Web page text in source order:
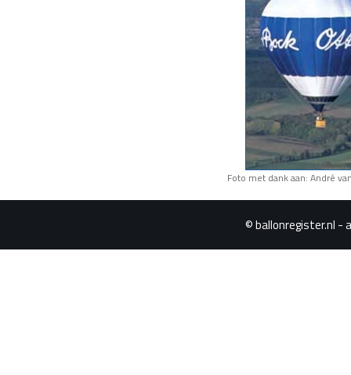
Foto met dank aan: André
© ballonregister.nl -